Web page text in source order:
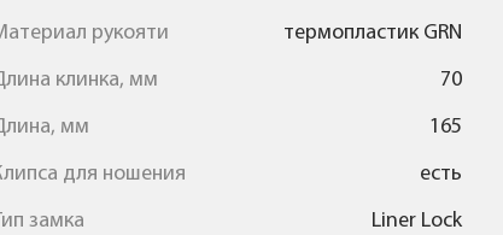
рукояти термопластик GRN
клинка, мм 70
мм 165
для ношения есть
замка Liner Lock